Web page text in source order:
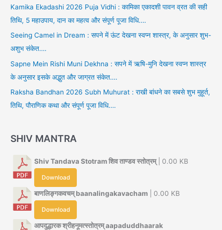
Kamika Ekadashi 2026 Puja Vidhi : कामिका एकादशी पावन व्रत की सही
तिथि, 5 महाउपाय, दान का महत्व और संपूर्ण पूजा विधि….
Seeing Camel in Dream : सपने में ऊंट देखना स्वप्न शास्त्र, के अनुसार शुभ-
अशुभ संकेत….
Sapne Mein Rishi Muni Dekhna : सपने में ऋषि-मुनि देखना स्वप्न शास्त्र
के अनुसार इसके अद्भुत और जाग्रत संकेत….
Raksha Bandhan 2026 Subh Muhurat : राखी बांधने का सबसे शुभ मुहूर्त,
तिथि, पौराणिक कथा और संपूर्ण पूजा विधि….
SHIV MANTRA
Shiv Tandava Stotram शिव ताण्डव स्तोत्रम्| 0.00 KB
Download
बाणलिङ्गकवचम् baanalingakavacham | 0.00 KB
Download
आपदुद्धारक श्रीहनूमत्स्तोत्रम् aapaduddhaarak